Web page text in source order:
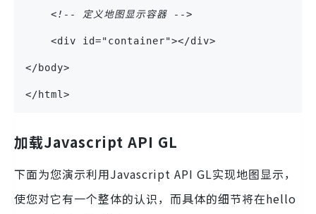
<!-- 定义地图显示容器 -->
    <div id="container"></div>
</body>
</html>
加载Javascript API GL
下面为您演示利用Javascript API GL实现地图显示，
使您对它有一个整体的认识，而具体的细节将在hello